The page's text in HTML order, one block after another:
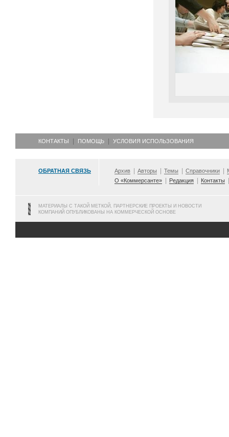
КОНТАКТЫ ПОМОЩЬ УСЛОВИЯ ИСПОЛЬЗОВАНИЯ
ОБРАТНАЯ СВЯЗЬ Архив Авторы Темы Справочники
О «Коммерсанте»
Редакция Контакты
МАТЕРИАЛЫ С ТАКОЙ МЕТКОЙ, ПАРТНЕРСКИЕ ПРОЕКТЫ И НОВОСТИ
КОМПАНИЙ ОПУБЛИКОВАНЫ НА КОММЕРЧЕСКОЙ ОСНОВЕ